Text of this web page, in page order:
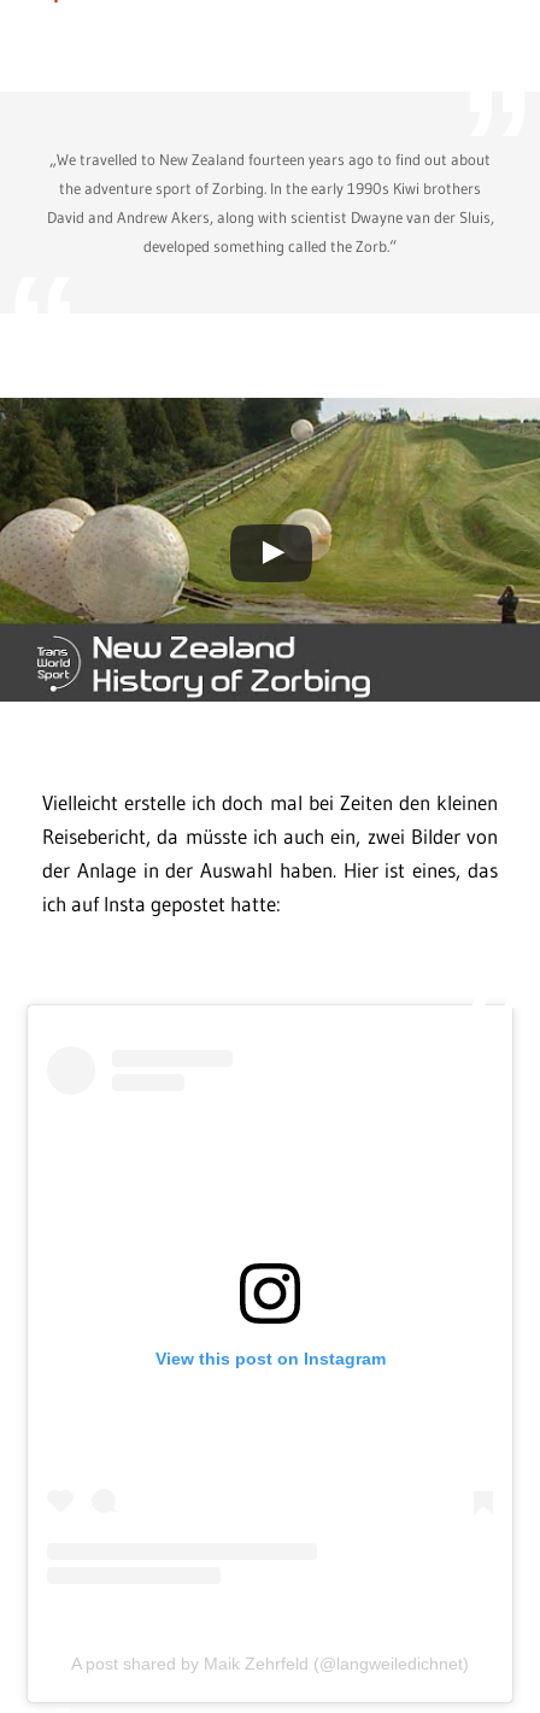
„We travelled to New Zealand fourteen years ago to find out about
the adventure sport of Zorbing. In the early 1990s Kiwi brothers
David and Andrew Akers, along with scientist Dwayne van der Sluis,
developed something called the Zorb.“
Vielleicht erstelle ich doch mal bei Zeiten den kleinen
Reisebericht, da müsste ich auch ein, zwei Bilder von
der Anlage in der Auswahl haben. Hier ist eines, das
ich auf Insta gepostet hatte:
View this post on Instagram
A post shared by Maik Zehrfeld (@langweiledichnet)